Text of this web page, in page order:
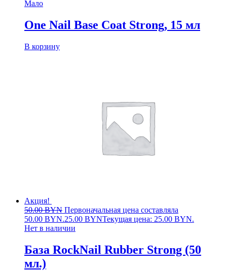
Мало
One Nail Base Coat Strong, 15 мл
В корзину
Акция!
50.00BYN Первоначальная цена составляла
50.00 BYN.25.00 BYNТекущая цена: 25.00 BYN.
Нет в наличии
База RockNail Rubber Strong (50
мл.)